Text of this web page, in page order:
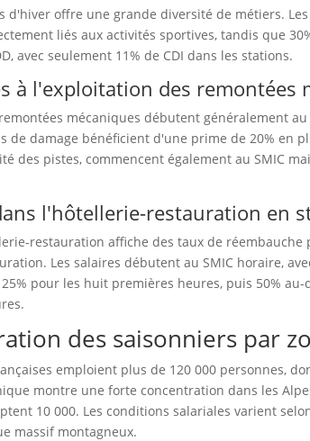
d'hiver offre une grande diversité de métiers.
liés aux activités sportives, tandis que
avec seulement 11% de CDI dans les stations.
à l'exploitation des remontées
mécaniques débutent généralement
de damage bénéficient d'une prime de 20% en
des pistes, commencent également au SMIC
l'hôtellerie-restauration en
restauration affiche des taux de
Les salaires débutent au SMIC horaire,
pour les huit premières heures, puis 50%
des saisonniers par
emploient plus de 120 000 personnes,
montre une forte concentration dans les
10 000. Les conditions salariales varient
massif montagneux.